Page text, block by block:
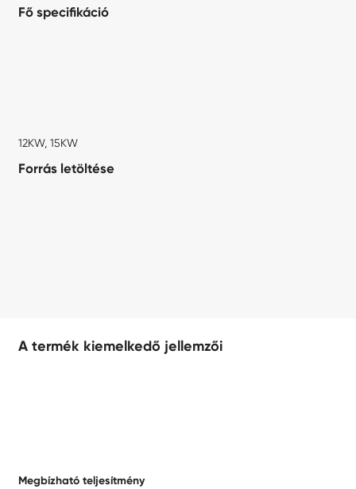
Fő specifikáció
12KW, 15KW
Forrás letöltése
A termék kiemelkedő jellemzői
Megbízható teljesítmény